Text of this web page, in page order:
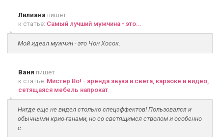
Лилиана пишет
к статье: Самый лучший мужчина - это...
Мой идеал мужчин - это Чон Хосок.
Ваня пишет
к статье: Мистер Во! - аренда звука и света, караоке и видео,
сетящаяся мебель напрокат
Нигде еще не видел столько спецэффектов! Пользовался и
обычными крио-ганами, но со светящимся стволом и особенно
с...